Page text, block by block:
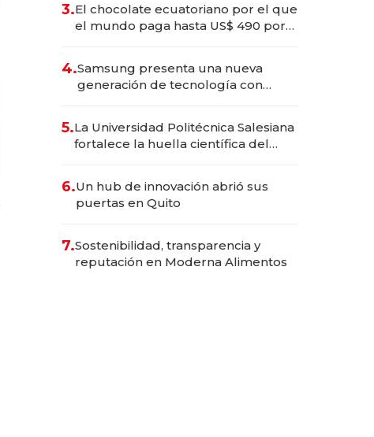
3.El chocolate ecuatoriano por el que
el mundo paga hasta US$ 490 por
4.Samsung presenta una nueva
generación de tecnología con
5.La Universidad Politécnica Salesiana
fortalece la huella científica del
6.Un hub de innovación abrió sus
puertas en Quito
7.Sostenibilidad, transparencia y
reputación en Moderna Alimentos